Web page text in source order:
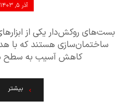
آذر ۵, ۱۴۰۳
بست‌های روکش‌دار یکی از
ساختمان‌سازی هستند که با
کاهش آسیب به سطح
بیشتر